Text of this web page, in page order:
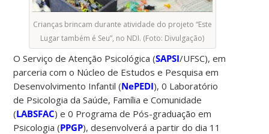
Crianças brincam durante atividade do projeto “Este
Lugar também é Seu”, no NDI. (Foto: Divulgação)
O Serviço de Atenção Psicológica (SAPSI/UFSC), em
parceria com o Núcleo de Estudos e Pesquisa em
Desenvolvimento Infantil (NePEDI), 0 Laboratório
de Psicologia da Saúde, Família e Comunidade
(LABSFAC) e 0 Programa de Pós-graduação em
Psicologia (PPGP), desenvolverá a partir do dia 11